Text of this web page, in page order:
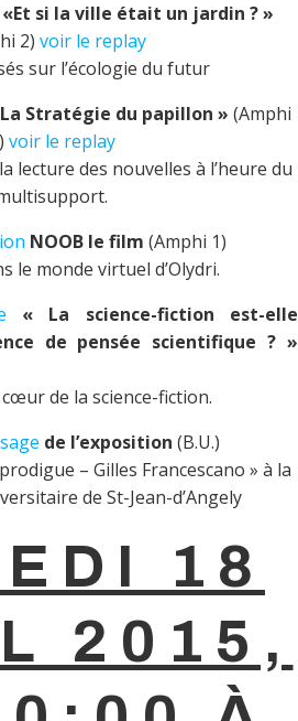
«Et si la ville était un jardin ? »
2) voir le replay
sur l’écologie du futur
Stratégie du papillon » (Amphi
voir le replay
lecture des nouvelles à l’heure du
NOOB le film (Amphi 1)
le monde virtuel d’Olydri.
« La science-fiction est-elle
de pensée scientifique ? »
de la science-fiction.
de l’exposition (B.U.)
– Gilles Francescano » à la
de St-Jean-d’Angely
18
2015,